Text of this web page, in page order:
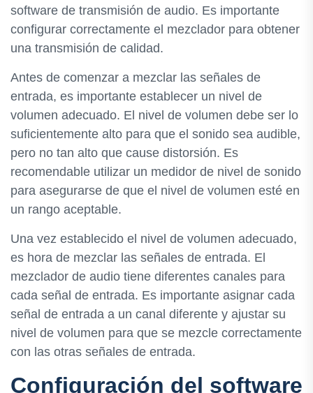
software de transmisión de audio. Es importante
configurar correctamente el mezclador para obtener
una transmisión de calidad.
Antes de comenzar a mezclar las señales de
entrada, es importante establecer un nivel de
volumen adecuado. El nivel de volumen debe ser lo
suficientemente alto para que el sonido sea audible,
pero no tan alto que cause distorsión. Es
recomendable utilizar un medidor de nivel de sonido
para asegurarse de que el nivel de volumen esté en
un rango aceptable.
Una vez establecido el nivel de volumen adecuado,
es hora de mezclar las señales de entrada. El
mezclador de audio tiene diferentes canales para
cada señal de entrada. Es importante asignar cada
señal de entrada a un canal diferente y ajustar su
nivel de volumen para que se mezcle correctamente
con las otras señales de entrada.
Configuración del software